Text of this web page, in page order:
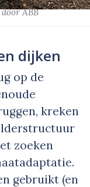
door ABB
dijken
op de
kreken
zoeken
gebruikt (en